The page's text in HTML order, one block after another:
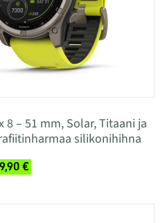
8 – 51 mm, Solar, Titaani ja
silikonihihna
€